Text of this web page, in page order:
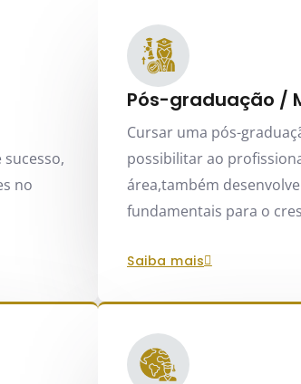
no
Pós-graduação /
Cursar uma pós-
possibilitar ao
área,também
fundamentais para o
saiba mais